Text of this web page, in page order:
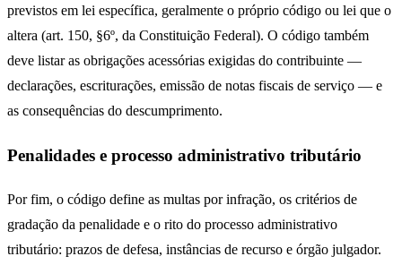
previstos em lei específica, geralmente o próprio código ou lei que o
altera (art. 150, §6º, da Constituição Federal). O código também
deve listar as obrigações acessórias exigidas do contribuinte —
declarações, escriturações, emissão de notas fiscais de serviço — e
as consequências do descumprimento.
Penalidades e processo administrativo tributário
Por fim, o código define as multas por infração, os critérios de
gradação da penalidade e o rito do processo administrativo
tributário: prazos de defesa, instâncias de recurso e órgão julgador.